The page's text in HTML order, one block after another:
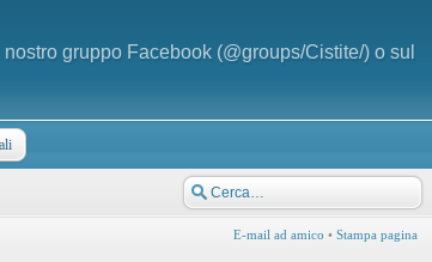
gruppo Facebook (@groups/Cistite/) o sul
E-mail ad amico • Stampa pagina